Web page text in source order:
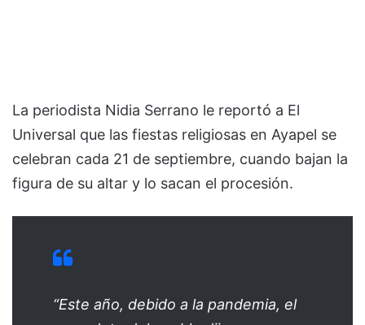
La periodista Nidia Serrano le reportó a El
Universal que las fiestas religiosas en Ayapel se
celebran cada 21 de septiembre, cuando bajan la
figura de su altar y lo sacan el procesión.
“Este año, debido a la pandemia, el